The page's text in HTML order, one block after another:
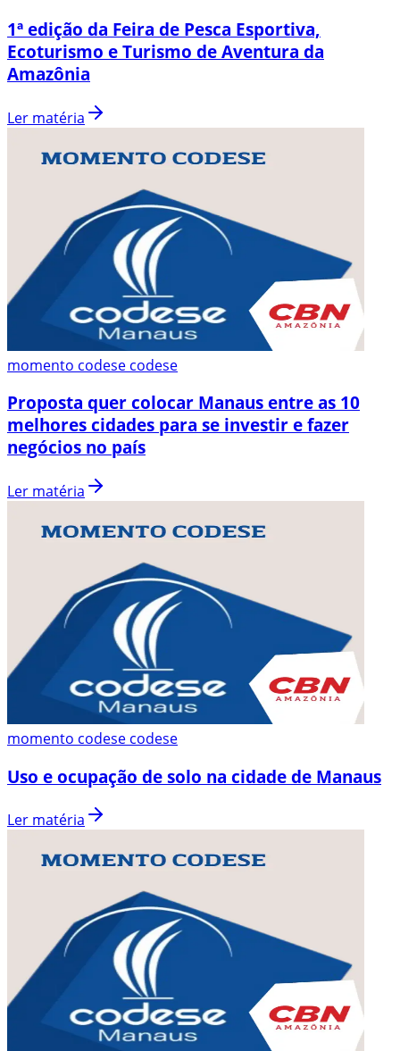
1ª edição da Feira de Pesca Esportiva,
Ecoturismo e Turismo de Aventura da
Amazônia
Ler matéria
momento codese codese
Proposta quer colocar Manaus entre as 10
melhores cidades para se investir e fazer
negócios no país
Ler matéria
momento codese codese
Uso e ocupação de solo na cidade de Manaus
Ler matéria